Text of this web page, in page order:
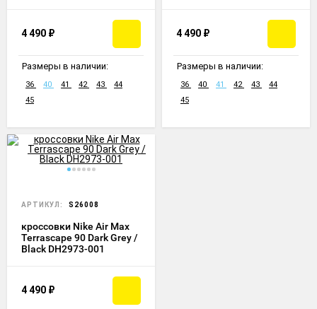
4 490 ₽
Размеры в наличии:
36 40 41 42 43
44
45
4 490 ₽
Размеры в наличии:
36 40 41 42 43
44
45
АРТИКУЛ: S26008
кроссовки Nike Air Max
Terrascape 90 Dark Grey /
Black DH2973-001
4 490 ₽